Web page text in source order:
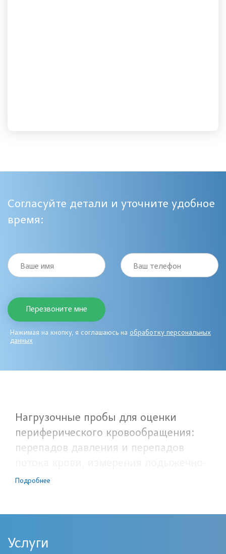
Согласуйте детали и уточните удобное
время:
Ваше имя Ваш телефон
Нажимая на кнопку, я соглашаюсь на обработку персональных
данных
Нагрузочные пробы для оценки
периферического кровообращения:
перепадов давления и перепадов
плечевго индекса, время
ЭКГ во время выполнения нагрузки —
Подробнее
Услуги